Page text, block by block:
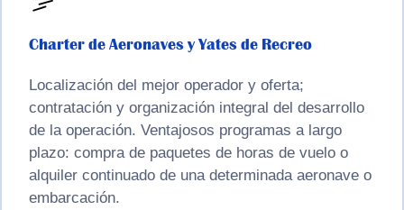
Charter de Aeronaves y Yates de Recreo
Localización del mejor operador y oferta;
contratación y organización integral del desarrollo
de la operación. Ventajosos programas a largo
plazo: compra de paquetes de horas de vuelo o
alquiler continuado de una determinada aeronave o
embarcación.